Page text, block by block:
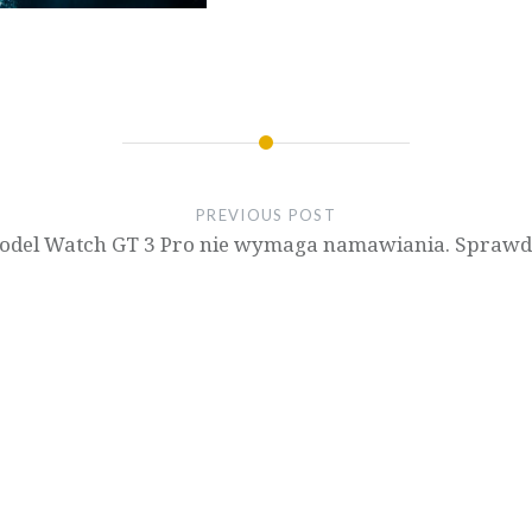
PREVIOUS POST
Watch GT 3 Pro nie wymaga namawiania.